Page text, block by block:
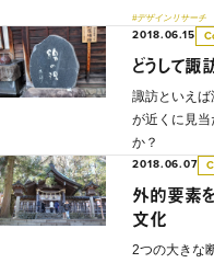
#デザインリサーチ
2018.06.15
どうして
諏訪といえ
が近くに見当
か？
2018.06.07
外的要素
文化
2つの大きな